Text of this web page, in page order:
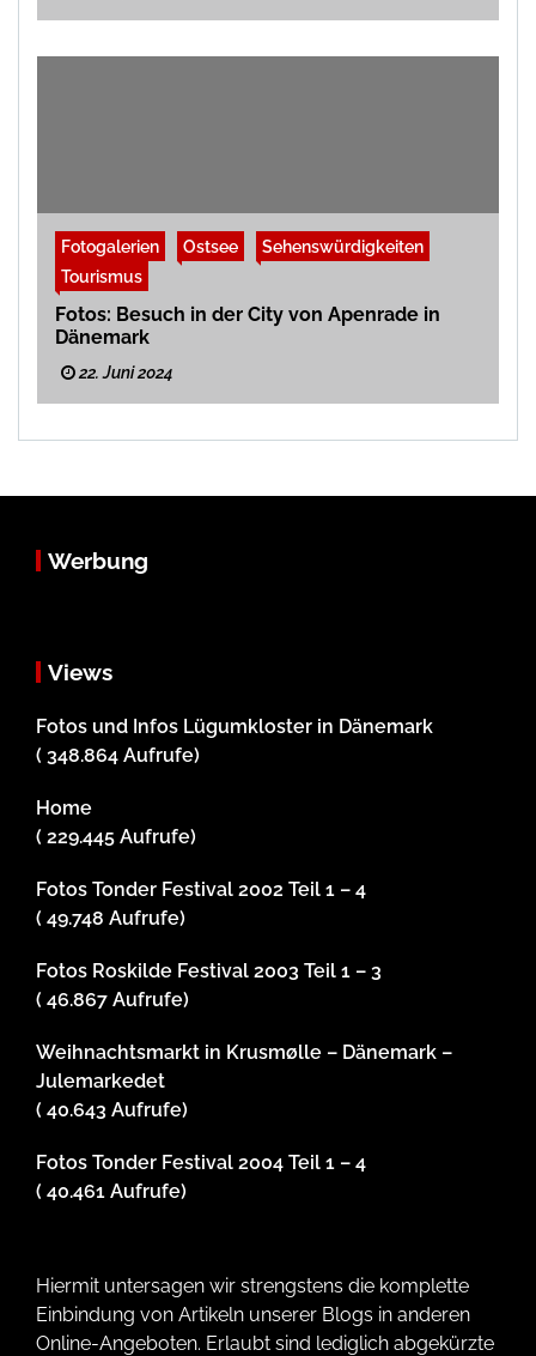
Fotogalerien Ostsee
Sehenswürdigkeiten
Tourismus
Fotos: Besuch in der City von Apenrade in
Dänemark
22. Juni 2024
Werbung
Views
Fotos und Infos Lügumkloster in Dänemark
( 348.864 Aufrufe)
Home
( 229.445 Aufrufe)
Fotos Tonder Festival 2002 Teil 1 – 4
( 49.748 Aufrufe)
Fotos Roskilde Festival 2003 Teil 1 – 3
( 46.867 Aufrufe)
Weihnachtsmarkt in Krusmølle – Dänemark –
Julemarkedet
( 40.643 Aufrufe)
Fotos Tonder Festival 2004 Teil 1 – 4
( 40.461 Aufrufe)
Hiermit untersagen wir strengstens die komplette
Einbindung von Artikeln unserer Blogs in anderen
Online-Angeboten. Erlaubt sind lediglich abgekürzte